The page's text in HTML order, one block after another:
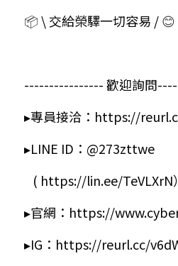
📦 \ 交給榮驛一切容易 / 😊
---------------- 歡迎詢問
▸專員接洽： https://
▸LINE ID：@273zttwe
​ ​ ( https://lin.ee/TeVLXrN）
▸官網： https://
▸IG： https://reurl.cc/